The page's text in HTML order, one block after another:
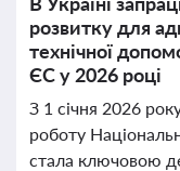
розвитку для
технічної
ЄС у 2026 році
З 1 січня 2026
роботу
стала ключовою